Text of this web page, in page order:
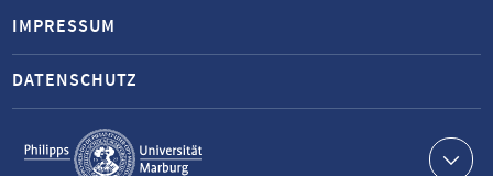
Service-
Navigation
IMPRESSUM
DATENSCHUTZ